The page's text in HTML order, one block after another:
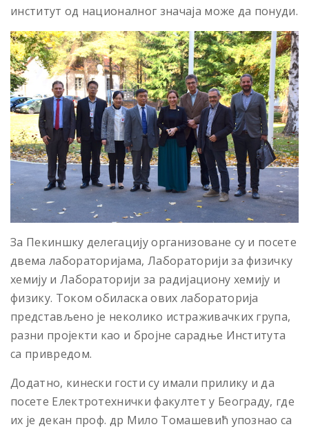
институт од националног значаја може да понуди.
За Пекиншку делегацију организоване су и посете
двема лабораторијама, Лабораторији за физичку
хемију и Лабораторији за радијациону хемију и
физику. Током обиласка ових лабораторија
представљено је неколико истраживачких група,
разни пројекти као и бројне сарадње Института
са привредом.
Додатно, кинески гости су имали прилику и да
посете Електротехнички факултет у Београду, где
их је декан проф. др Мило Томашевић упознао са